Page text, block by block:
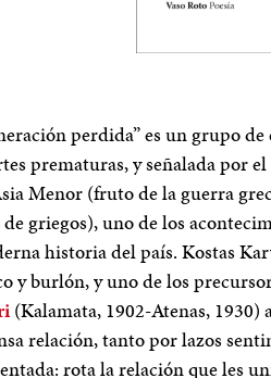
perdida” es un grupo
prematuras, y señalada por
Menor (fruto de la guerra
griegos), uno de los
historia del país. Kostas
y burlón, y uno de los
(Kalamata, 1902-Atenas, 1930)
relación, tanto por lazos
rota la relación que les